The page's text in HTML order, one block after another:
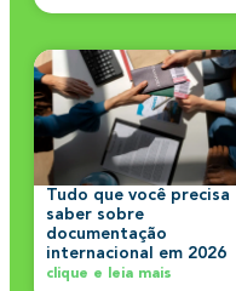
Tudo que você precisa
saber sobre
documentação
internacional em 2026
clique e leia mais